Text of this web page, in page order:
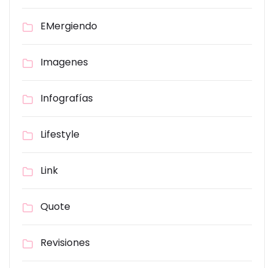
EMergiendo
Imagenes
Infografías
Lifestyle
Link
Quote
Revisiones